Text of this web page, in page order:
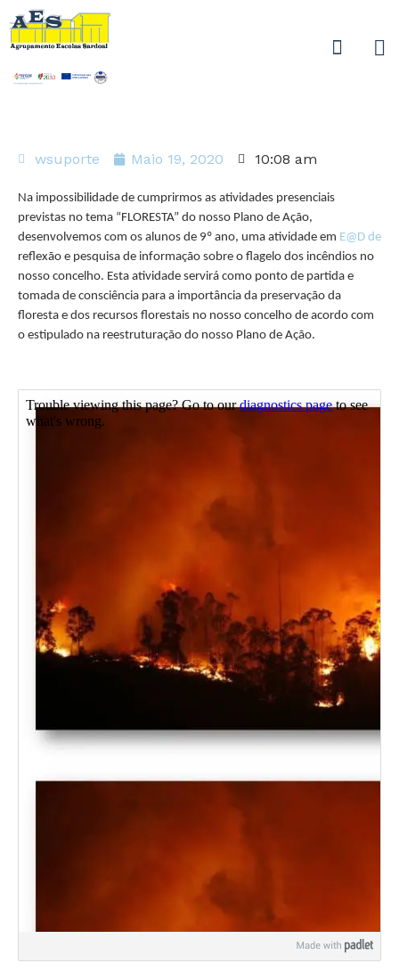
wsuporte Maio 19, 2020 10:08 am
Na impossibilidade de cumprirmos as atividades presenciais
previstas no tema “FLORESTA” do nosso Plano de Ação,
desenvolvemos com os alunos de 9º ano, uma atividade em E@D de
reflexão e pesquisa de informação sobre o flagelo dos incêndios no
nosso concelho. Esta atividade servirá como ponto de partida e
tomada de consciência para a importância da preservação da
floresta e dos recursos florestais no nosso concelho de acordo com
o estipulado na reestruturação do nosso Plano de Ação.